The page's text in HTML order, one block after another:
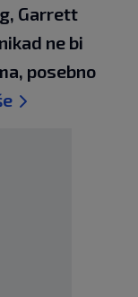
Garrett
ne bi
posebno